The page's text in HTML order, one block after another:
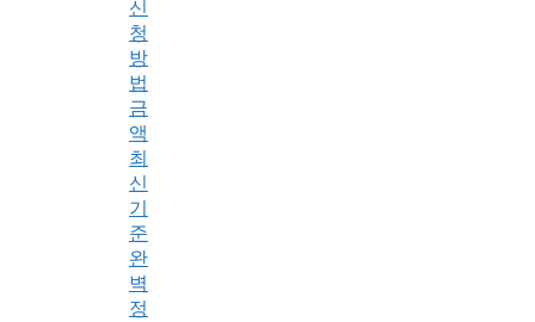
신
청
방
법
금
액
최
신
기
준
완
벽
정